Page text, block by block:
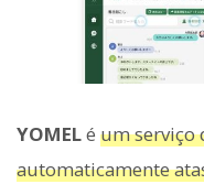
YOMELé um serviço
automaticamente